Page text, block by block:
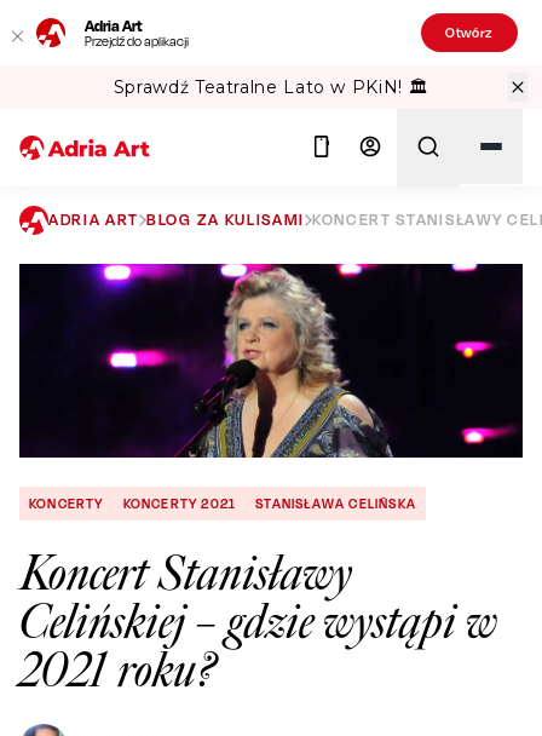
Adria Art
Przejdź do aplikacji Otwórz
Sprawdź Teatralne Lato w PKiN! 🏛️
Szukaj
ADRIA ART BLOG ZA KULISAMI KONCERT STANISŁAWY
KONCERTY KONCERTY 2021 STANISŁAWA CELIŃSKA
Koncert Stanisławy
Celińskiej – gdzie wystąpi w
2021 roku?